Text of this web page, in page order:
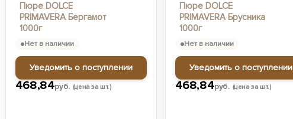
Пюре DOLCE
PRIMAVERA Бергамот
1000г
468,84руб. (цена за шт.)
Нет в наличии
Уведомить о поступлении
Пюре DOLCE
PRIMAVERA Брусника
1000г
468,84руб. (цена за шт.)
Нет в наличии
Уведомить о поступлении